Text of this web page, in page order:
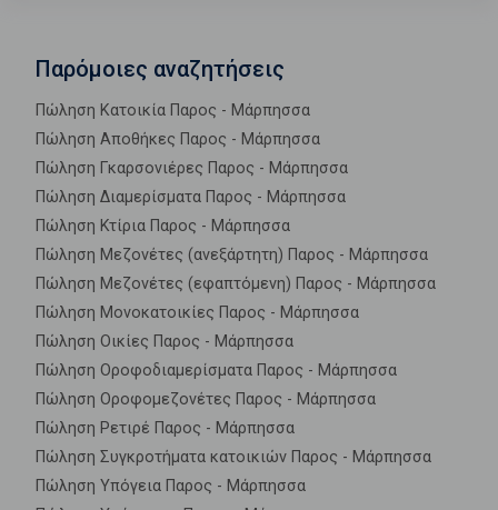
Παρόμοιες αναζητήσεις
Πώληση Κατοικία Παρος - Μάρπησσα
Πώληση Αποθήκες Παρος - Μάρπησσα
Πώληση Γκαρσονιέρες Παρος - Μάρπησσα
Πώληση Διαμερίσματα Παρος - Μάρπησσα
Πώληση Κτίρια Παρος - Μάρπησσα
Πώληση Μεζονέτες (ανεξάρτητη) Παρος - Μάρπησσα
Πώληση Μεζονέτες (εφαπτόμενη) Παρος - Μάρπησσα
Πώληση Μονοκατοικίες Παρος - Μάρπησσα
Πώληση Οικίες Παρος - Μάρπησσα
Πώληση Οροφοδιαμερίσματα Παρος - Μάρπησσα
Πώληση Οροφομεζονέτες Παρος - Μάρπησσα
Πώληση Ρετιρέ Παρος - Μάρπησσα
Πώληση Συγκροτήματα κατοικιών Παρος - Μάρπησσα
Πώληση Υπόγεια Παρος - Μάρπησσα